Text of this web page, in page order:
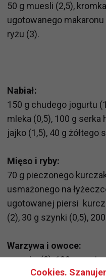
50 g muesli (2,5),
ugotowanego makaronu
ryżu (3).
Nabiał:
150 g chudego jogurtu
mleka (0,5), 100 g
jajko (1,5), 40 g żółtego
Mięso i ryby:
70 g pieczonego
usmażonego na
ugotowanej piersi
(2), 30 g szynki (0,5),
Warzywa i owoce:
papryka (2), 100 g
ugotowanych buraków
Cookies.